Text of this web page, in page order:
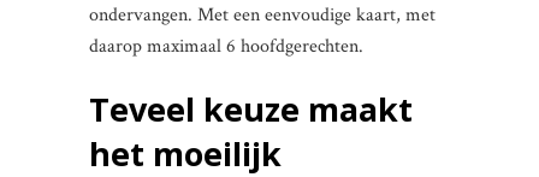
ondervangen. Met een eenvoudige kaart, met
daarop maximaal 6 hoofdgerechten.
Teveel keuze maakt
het moeilijk